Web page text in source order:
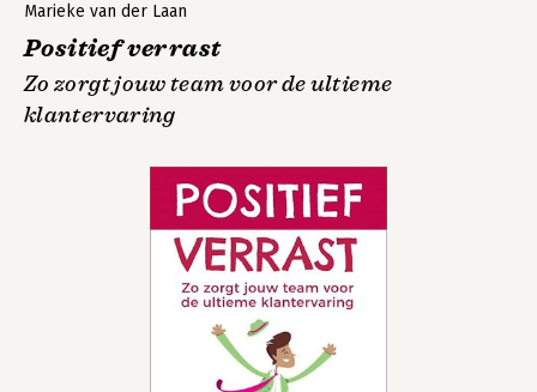
Marieke van der Laan
Positief verrast
Zo zorgt jouw team voor de ultieme
klantervaring